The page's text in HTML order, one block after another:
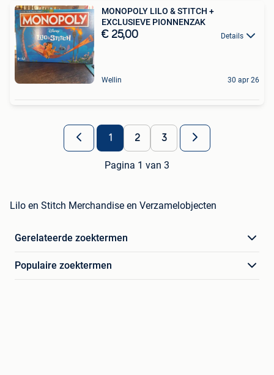
MONOPOLY LILO & STITCH +
EXCLUSIEVE PIONNENZAK
€ 25,00 Details
Wellin 30 apr 26
1 2 3
Pagina 1 van 3
Lilo en Stitch Merchandise en Verzamelobjecten
Gerelateerde zoektermen
Populaire zoektermen